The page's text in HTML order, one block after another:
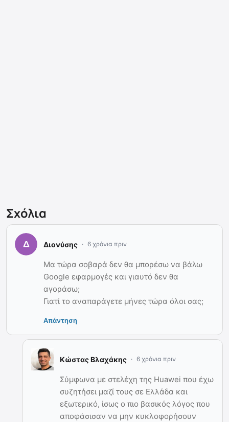
Σχόλια
Διονύσης 6 χρόνια πριν
Μα τώρα σοβαρά δεν θα μπορέσω να βάλω
Google εφαρμογές και γιαυτό δεν θα
αγοράσω;
Γιατί το αναπαράγετε μήνες τώρα όλοι σας;
Απάντηση
Κώστας Βλαχάκης 6 χρόνια πριν
Σύμφωνα με στελέχη της Huawei που έχω
συζητήσει μαζί τους σε Ελλάδα και
εξωτερικό, ίσως ο πιο βασικός λόγος που
αποφάσισαν να μην κυκλοφορήσουν